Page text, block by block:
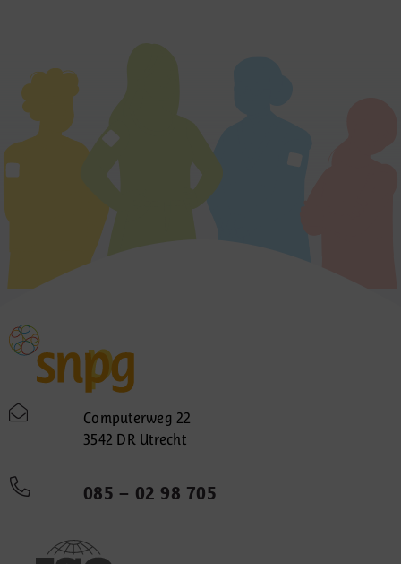
Computerweg 22
3542 DR Utrecht
085 – 02 98 705